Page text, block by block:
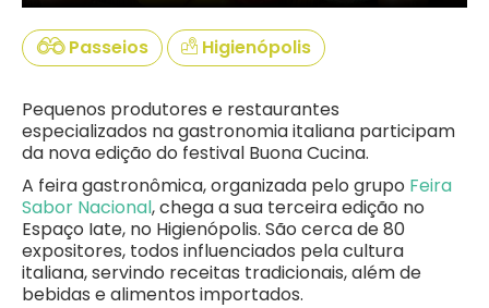
Passeios Higienópolis
Pequenos produtores e restaurantes
especializados na gastronomia italiana participam
da nova edição do festival Buona Cucina.
A feira gastronômica, organizada pelo grupo Feira
Sabor Nacional, chega a sua terceira edição no
Espaço Iate, no Higienópolis. São cerca de 80
expositores, todos influenciados pela cultura
italiana, servindo receitas tradicionais, além de
bebidas e alimentos importados.